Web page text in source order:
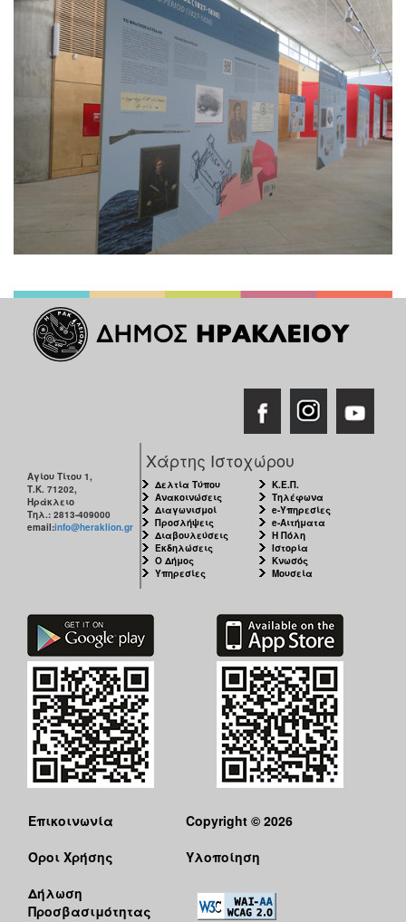
Αγίου Τίτου 1,
Τ.Κ. 71202,
Ηράκλειο
Τηλ.: 2813-409000
email:info@heraklion.gr
Χάρτης Ιστοχώρου
Δελτία Τύπου
Ανακοινώσεις
Διαγωνισμοί
Προσλήψεις
Διαβουλεύσεις
Εκδηλώσεις
Ο Δήμος
Υπηρεσίες
Κ.Ε.Π.
Τηλέφωνα
e-Υπηρεσίες
e-Αιτήματα
Η Πόλη
Ιστορία
Κνωσός
Μουσεία
Επικοινωνία
Όροι Χρήσης
Δήλωση
Προσβασιμότητας
Copyright © 2026
Υλοποίηση